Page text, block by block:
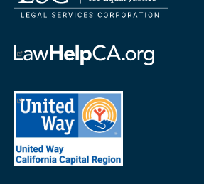
บริษัท
ทาง
กฎหมาย
โลโก้
ช่วย
เหลือ
กฎหมาย
แคลิฟอร์เนีย
โลโก้
United
Way
California